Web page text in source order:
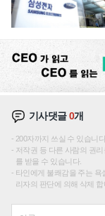
기사댓글0개
200자까지 쓰실 수 있습니
저작권 등 다른 사람의 권
를 받을 수 있습니다.
타인에게 불쾌감을 주는
리자의 판단에 의해 삭제 합